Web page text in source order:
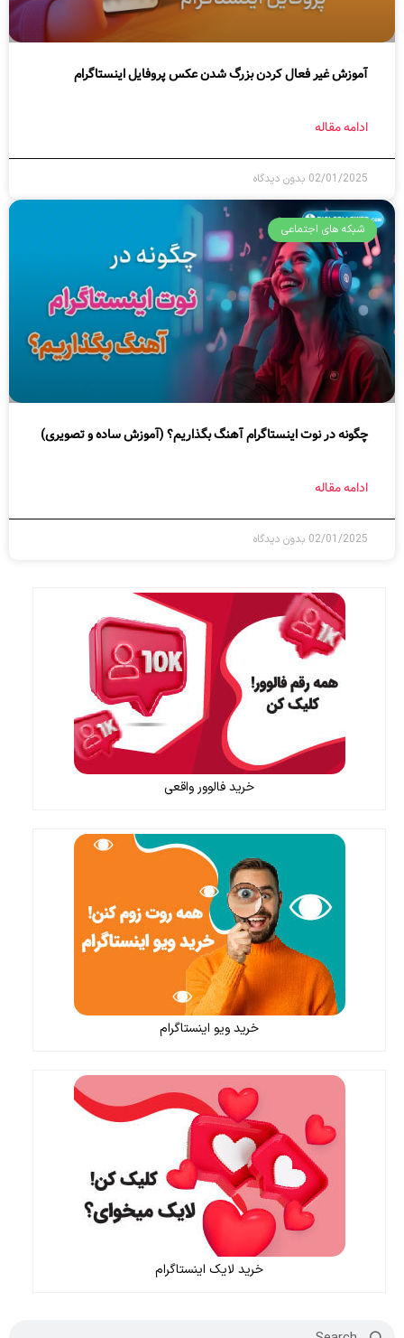
آموزش غیر فعال کردن بزرگ شدن عکس پروفایل اینستاگرام
ادامه مقاله
02/01/2025 بدون دیدگاه
شبکه های اجتماعی
چگونه در نوت اینستاگرام آهنگ بگذاریم؟ (آموزش ساده و تصویری)
ادامه مقاله
02/01/2025 بدون دیدگاه
خرید فالوور واقعی
خرید ویو اینستاگرام
خرید لایک اینستاگرام